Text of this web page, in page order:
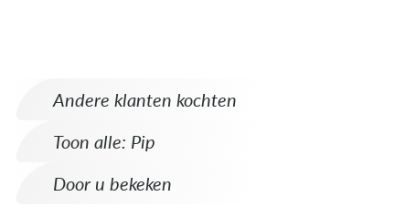
Andere klanten kochten
Toon alle: Pip
Door u bekeken